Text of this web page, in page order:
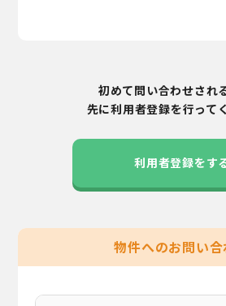
初めて問い合わせされ
先に利用者登録を行って
利用者登録をす
物件へのお問い合